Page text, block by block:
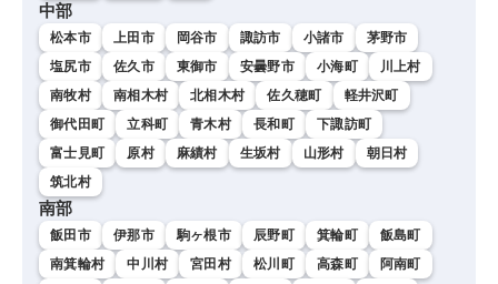
中部
松本市 上田市 岡谷市 諏訪市 小諸市
茅野市
塩尻市
佐久市 東御市 安曇野市 小海町
川上村
南牧村
南相木村 北相木村 佐久穂町
軽井沢町
御代田町
立科町 青木村 長和町
下諏訪町
富士見町
原村 麻績村 生坂村 山形村
朝日村
筑北村
南部
飯田市 伊那市 駒ヶ根市 辰野町 箕輪町
飯島町
南箕輪村
中川村 宮田村 松川町 高森町
阿南町